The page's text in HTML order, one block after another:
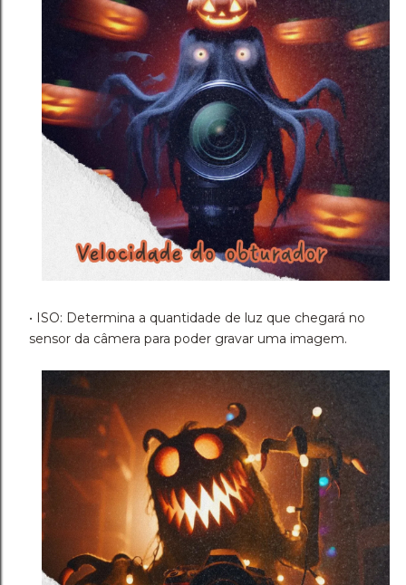
• ISO: Determina a quantidade de luz que chegará no
sensor da câmera para poder gravar uma imagem.